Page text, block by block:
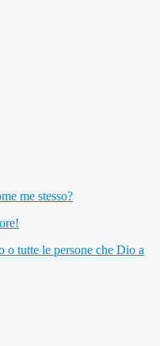
me stesso?
tutte le persone che Dio a